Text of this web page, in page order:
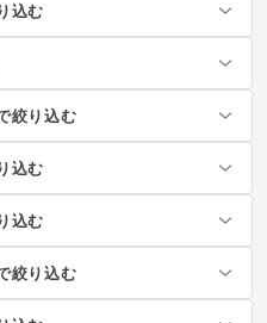
込む
絞り込む
込む
込む
絞り込む